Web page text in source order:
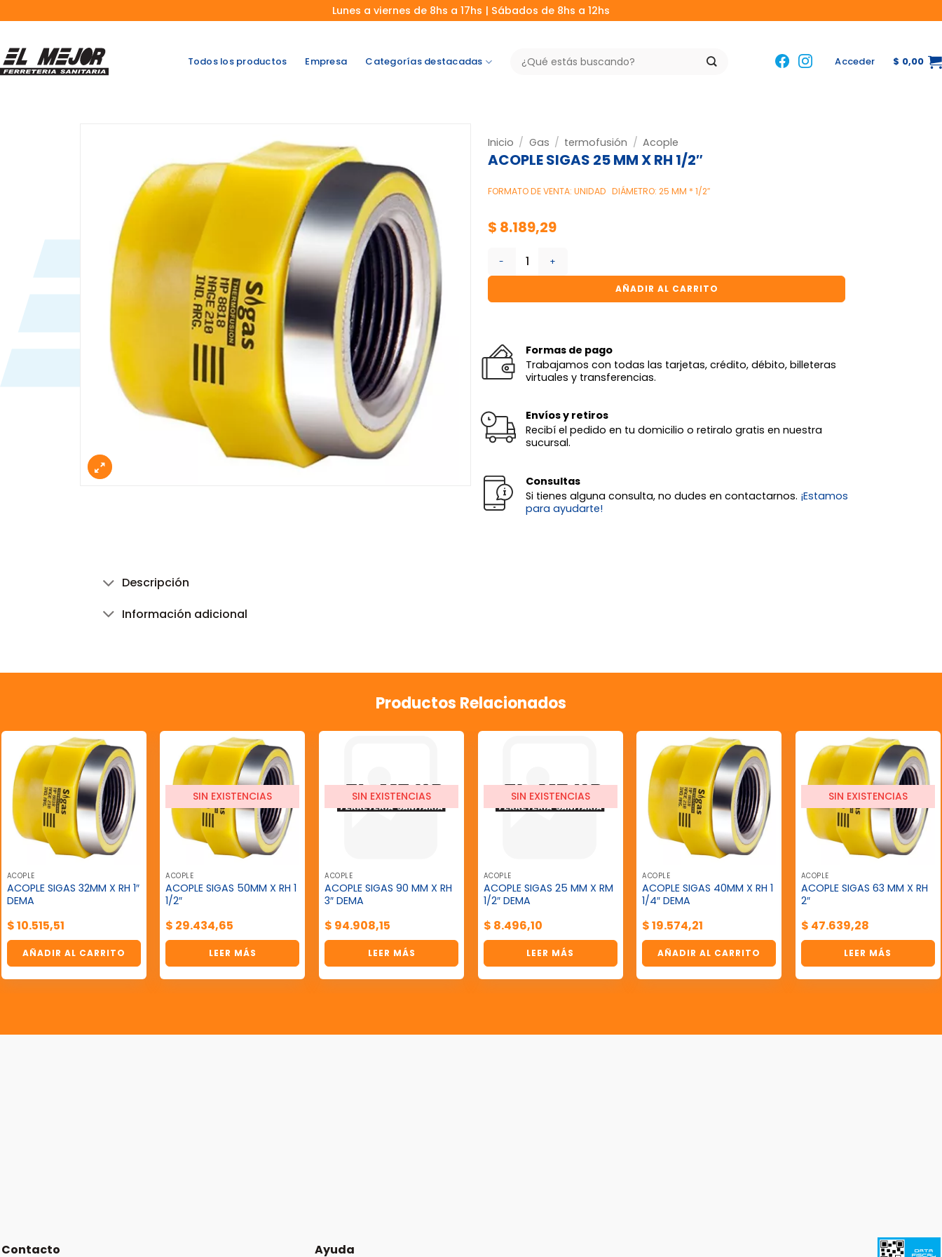
al
Lunes a viernes de 8hs a 17hs | Sábados de 8hs a 12hs
Todos los productos Empresa Categorías destacadas
Buscar
por:
Acceder $ 0,00
Inicio / Gas / termofusión / Acople
ACOPLE SIGAS 25 MM X RH 1/2″
FORMATO DE VENTA: UNIDAD DIÁMETRO: 25 MM * 1/2″
$ 8.189,29
ACOPLE SIGAS 25 MM X RH 1/2" cantidad
AÑADIR AL CARRITO
Formas de pago
Trabajamos con todas las tarjetas, crédito, débito, billeteras
virtuales y transferencias.
Envíos y retiros
Recibí el pedido en tu domicilio o retiralo gratis en nuestra
sucursal.
Consultas
Si tienes alguna consulta, no dudes en contactarnos. ¡Estamos
para ayudarte!
Descripción
Información adicional
Productos Relacionados
ACOPLE
ACOPLE SIGAS 32MM X RH 1″
DEMA
$10.515,51
AÑADIR AL CARRITO
SIN EXISTENCIAS
ACOPLE
ACOPLE SIGAS 50MM X RH 1
1/2″
$ 29.434,65
LEER MÁS
SIN EXISTENCIAS
ACOPLE
ACOPLE SIGAS 90 MM X RH
3″ DEMA
$ 94.908,15
LEER MÁS
SIN EXISTENCIAS
ACOPLE
ACOPLE SIGAS 25 MM X RM
1/2″ DEMA
$ 8.496,10
LEER MÁS
ACOPLE
ACOPLE SIGAS 40MM X RH 1
1/4″ DEMA
$19.574,21
AÑADIR AL CARRITO
SIN EXISTENCIAS
ACOPLE
ACOPLE SIGAS 63 MM X RH
2″
$ 47.639,28
LEER MÁS
Contacto Ayuda